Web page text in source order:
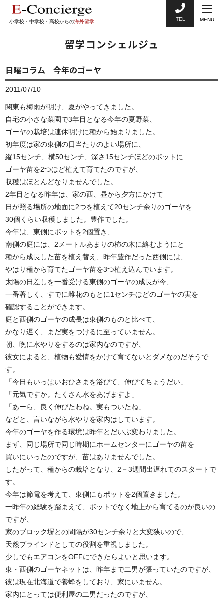
小学校・中学校・高校からの海外留学 TEL MENU
留学コンシェルジュ
日曜コラム 今年のゴーヤ
2011/07/10
関東も梅雨が明け、夏がやってきました。
自宅の小さな菜園で3年目となる今年の夏野菜、
ゴーヤの栽培は連休明けに種から始まりました。
初年度は家の東側の日当たりのよい場所に、
縦15センチ、横50センチ、深さ15センチほどのポットに
ゴーヤ苗を2つほど植えて育てたのですが、
収穫はほとんどなりませんでした。
2年目となる昨年は、家の西、昼から夕方にかけて
日が照る場所の地面に2つを植えて20センチ余りのゴーヤを
30個くらい収穫しました。豊作でした。
今年は、東側にポットを2個置き、
南側の庭には、2メートルあまりの柿の木に絡むようにと
種から成長した苗を植え替え、昨年豊作だった西側には、
やはり種から育てたゴーヤ苗を3つ植え込んでいます。
太陽の日差しを一番受ける東側のゴーヤの成長が今、
一番著しく、すでに雌花のもとに1センチほどのゴーヤの実を
確認することができます。
庭と西側のゴーヤの成長は東側のものと比べて、
かなり遅く、まだ実をつけるに至っていません。
朝、晩に水やりをするのは家内なのですが、
彼女によると、植物も愛情をかけて育てないとダメなのだそうで
す。
「今日もいっぱいおひさまを浴びて、伸びてちょうだい」
「元気ですか。たくさん水をあげますよ」
「あーら、良く伸びたわね。実もついたね」
などと、言いながら水やりを家内はしています。
今年のゴーヤを作る環境は昨年とだいぶ変わりました。
まず、同じ場所で同じ時期にホームセンターにゴーヤの苗を
買いにいったのですが、苗はありませんでした。
したがって、種からの栽培となり、2－3週間出遅れてのスタートで
す。
今年は節電を考えて、東側にもポットを2個置きました。
一昨年の経験を踏まえて、ポットでなく地上から育てるのが良いの
ですが、
家のブロック塀との間隔が30センチ余りと大変狭いので、
天然ブラインドとしての役割を重視しました。
少しでもエアコンをOFFにできたらよいと思います。
東・西側のゴーヤネットは、昨年まで二男が張っていたのですが、
彼は現在北海道で養蜂をしており、家にいません。
家内にとっては便利屋の二男だったのですが、